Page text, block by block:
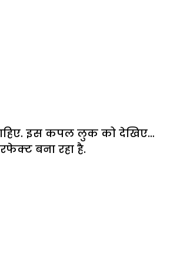
इस कपल लुक को देखिए…
बना रहा है.